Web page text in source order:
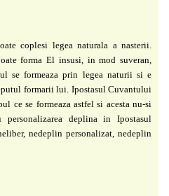
coplesi legeanaturala a nasterii.
forma El insusi, in mod suveran,
se formeaza prin legea naturii si e
formarii lui. Ipostasul Cuvantului
ce se formeaza astfel si acesta nu-si
personalizarea deplina in Ipostasul
nedeplin personalizat, nedeplin